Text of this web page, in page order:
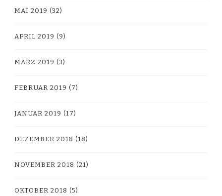
MAI 2019 (32)
APRIL 2019 (9)
MÄRZ 2019 (3)
FEBRUAR 2019 (7)
JANUAR 2019 (17)
DEZEMBER 2018 (18)
NOVEMBER 2018 (21)
OKTOBER 2018 (5)